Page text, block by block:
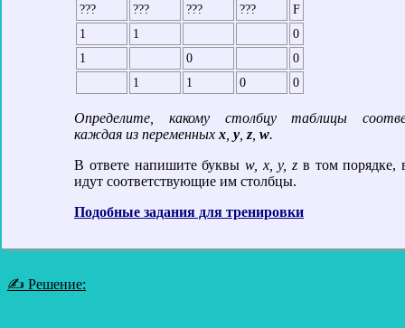
???
??? ??? ???
F
1
1
0
1
0
0
1
1 0 0
Определите, какому столбцу таблицы
каждая из переменных x y z w.
В ответе напишите буквы w, x, y, z в том порядке,
идут соответствующие им столбцы.
Подобные задания для тренировки
✍ Решение: